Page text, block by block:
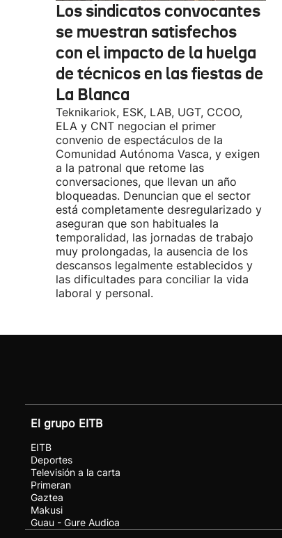
Los sindicatos convocantes
se muestran satisfechos
con el impacto de la huelga
de técnicos en las fiestas de
La Blanca
Teknikariok, ESK, LAB, UGT, CCOO,
ELA y CNT negocian el primer
convenio de espectáculos de la
Comunidad Autónoma Vasca, y exigen
a la patronal que retome las
conversaciones, que llevan un año
bloqueadas. Denuncian que el sector
está completamente desregularizado y
aseguran que son habituales la
temporalidad, las jornadas de trabajo
muy prolongadas, la ausencia de los
descansos legalmente establecidos y
las dificultades para conciliar la vida
laboral y personal.
El grupo EITB
EITB
Deportes
Televisión a la carta
Primeran
Gaztea
Makusi
Guau - Gure Audioa